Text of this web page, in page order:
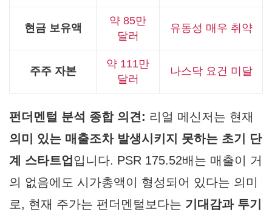
현금 보유액
약 85만
달러
유동성 매우 취약
주주 자본
약 111만
달러
나스닥 요건 미달
펀더멘털 분석 종합 의견: 리얼 메신저는 현재
의미 있는 매출조차 발생시키지 못하는 초기 단
계 스타트업 입니다. PSR 175.52배는 매출이 거
의 없음에도 시가총액이 형성되어 있다는 의미
로, 현재 주가는 펀더멘털보다는 기대감과 투기